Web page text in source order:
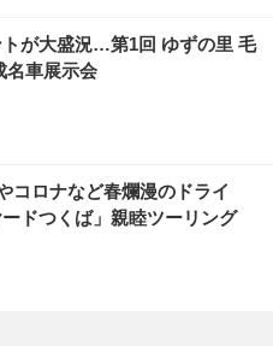
が大盛況…第1回 ゆずの里 毛
名車展示会
コロナなど春爛漫のドライ
ドつくば」親睦ツーリング